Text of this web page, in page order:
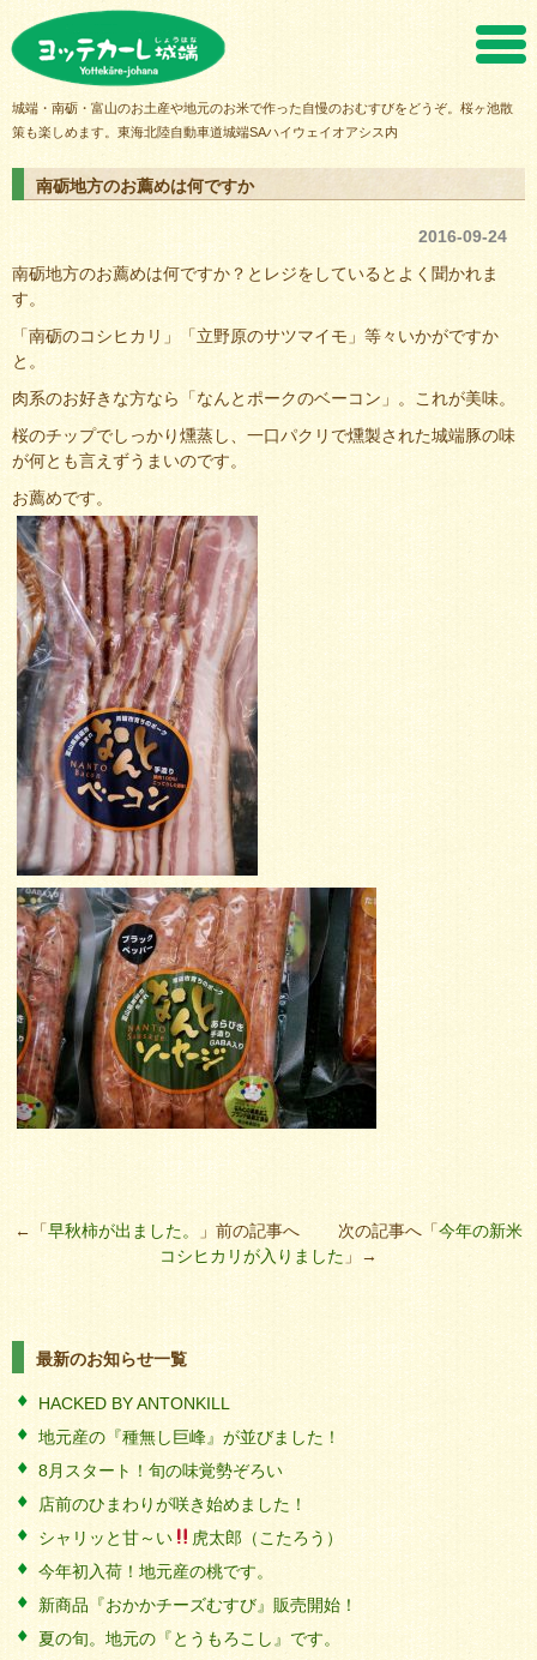
城端・南砺・富山のお土産や地元のお米で作った自慢のおむすびをどうぞ。桜ヶ池散
策も楽しめます。東海北陸自動車道城端SAハイウェイオアシス内
南砺地方のお薦めは何ですか
2016-09-24
南砺地方のお薦めは何ですか？とレジをしているとよく聞かれま
す。
「南砺のコシヒカリ」「立野原のサツマイモ」等々いかがですか
と。
肉系のお好きな方なら「なんとポークのベーコン」。これが美味。
桜のチップでしっかり燻蒸し、一口パクリで燻製された城端豚の味
が何とも言えずうまいのです。
お薦めです。
←「早秋柿が出ました。 」前の記事へ 次の記事へ「今年の新米
コシヒカリが入りました 」→
最新のお知らせ一覧
HACKED BY ANTONKILL
地元産の『種無し巨峰』が並びました！
8月スタート！旬の味覚勢ぞろい
店前のひまわりが咲き始めました！
シャリッと甘～い
虎太郎（こたろう）
今年初入荷！地元産の桃です。
新商品『おかかチーズむすび』販売開始！
夏の旬。地元の『とうもろこし』です。